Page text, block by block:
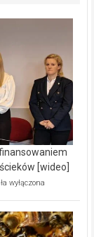
[wideo]
wyłączona